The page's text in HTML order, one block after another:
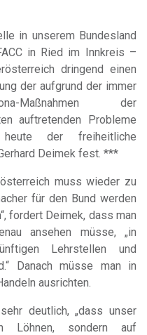
in unserem Bundesland
in Ried im Innkreis –
dringend einen
der aufgrund der immer
Maßnahmen der
auftretenden Probleme
der freiheitliche
Deimek fest. ***
muss wieder zu
für den Bund werden
fordert Deimek, dass man
ansehen müsse, „in
Lehrstellen und
Danach müsse man in
ausrichten.
deutlich, „dass unser
Löhnen, sondern auf